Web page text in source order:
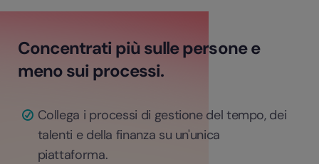
Concentrati più sulle persone e
meno sui processi.
Collega i processi di gestione del tempo, dei
talenti e della finanza su un'unica
piattaforma.